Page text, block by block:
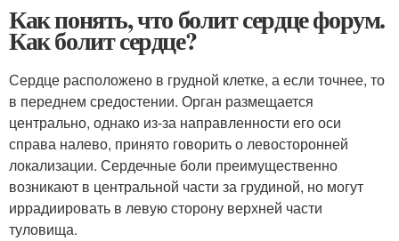
Как понять, что болит сердце форум.
Как болит сердце?
Сердце расположено в грудной клетке, а если точнее, то
в переднем средостении. Орган размещается
центрально, однако из-за направленности его оси
справа налево, принято говорить о левосторонней
локализации. Сердечные боли преимущественно
возникают в центральной части за грудиной, но могут
иррадиировать в левую сторону верхней части
туловища.